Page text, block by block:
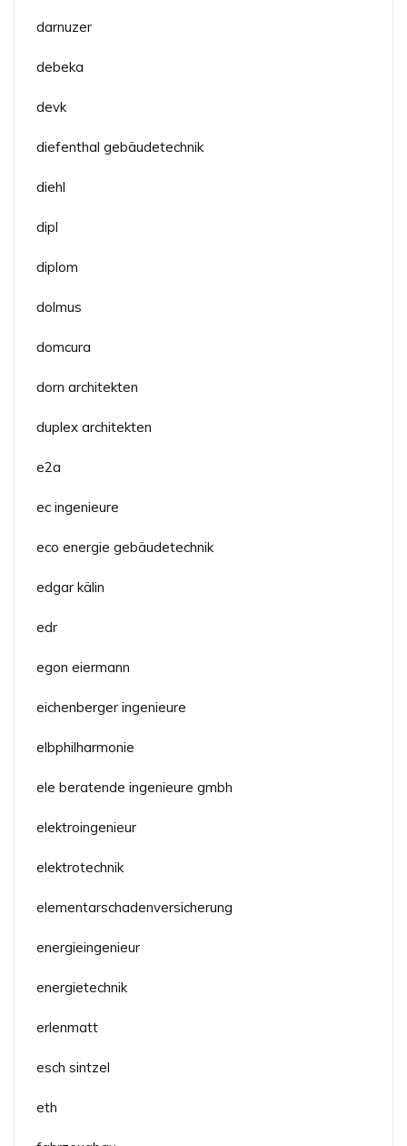
darnuzer
debeka
devk
diefenthal gebäudetechnik
diehl
dipl
diplom
dolmus
domcura
dorn architekten
duplex architekten
e2a
ec ingenieure
eco energie gebäudetechnik
edgar kälin
edr
egon eiermann
eichenberger ingenieure
elbphilharmonie
ele beratende ingenieure gmbh
elektroingenieur
elektrotechnik
elementarschadenversicherung
energieingenieur
energietechnik
erlenmatt
esch sintzel
eth